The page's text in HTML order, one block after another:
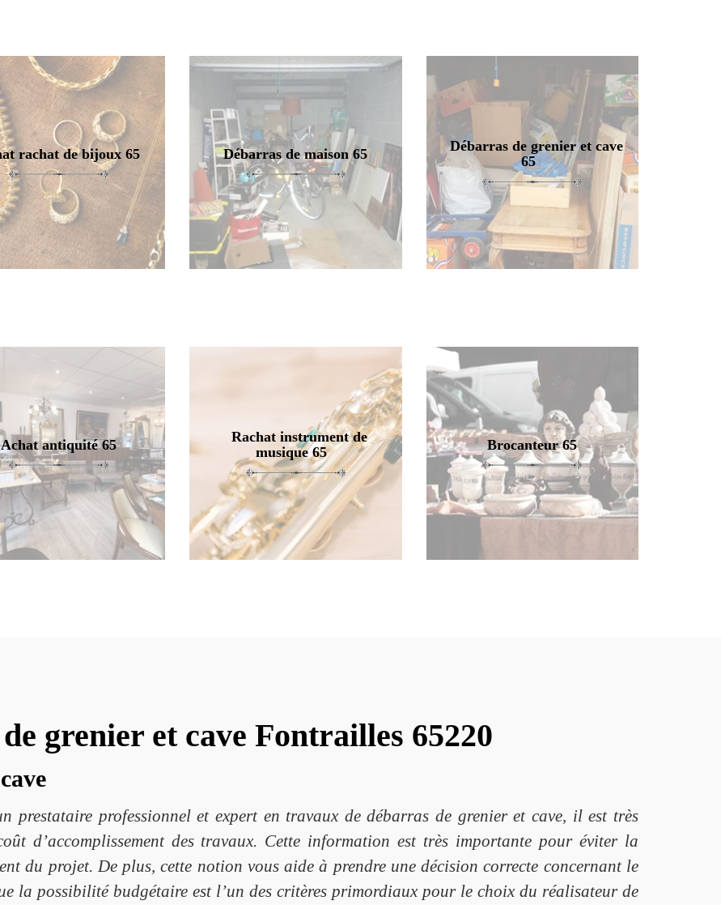
rachat de bijoux 65 Débarras de maison 65
Débarras de grenier et cave
65
Achat antiquité 65
Rachat instrument de
musique 65
Brocanteur 65
grenier et cave Fontrailles 65220
prestataire professionnel et expert en travaux de débarras de grenier et cave, il est très
d’accomplissement des travaux. Cette information est très importante pour éviter la
du projet. De plus, cette notion vous aide à prendre une décision correcte concernant le
la possibilité budgétaire est l’un des critères primordiaux pour le choix du réalisateur de